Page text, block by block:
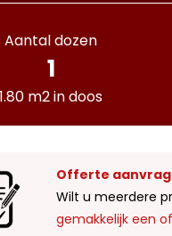
Aantal dozen
1
1.80 m2 in doos
Offerte
Wilt u meerdere
gemakkelijk een